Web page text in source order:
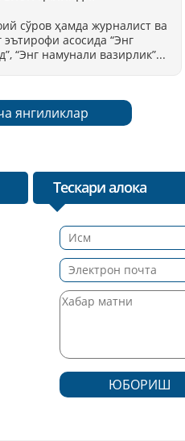
сўров ҳамда журналист ва
асосида “Энг
“Энг намунали вазирлик”...
янгиликлар
Тескари алока
ЮБОРИШ